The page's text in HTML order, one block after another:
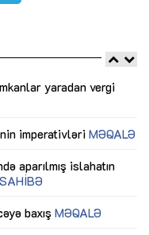
yaradan vergi
imperativləri MƏQALƏ
aparılmış islahatın
baxış MƏQALƏ